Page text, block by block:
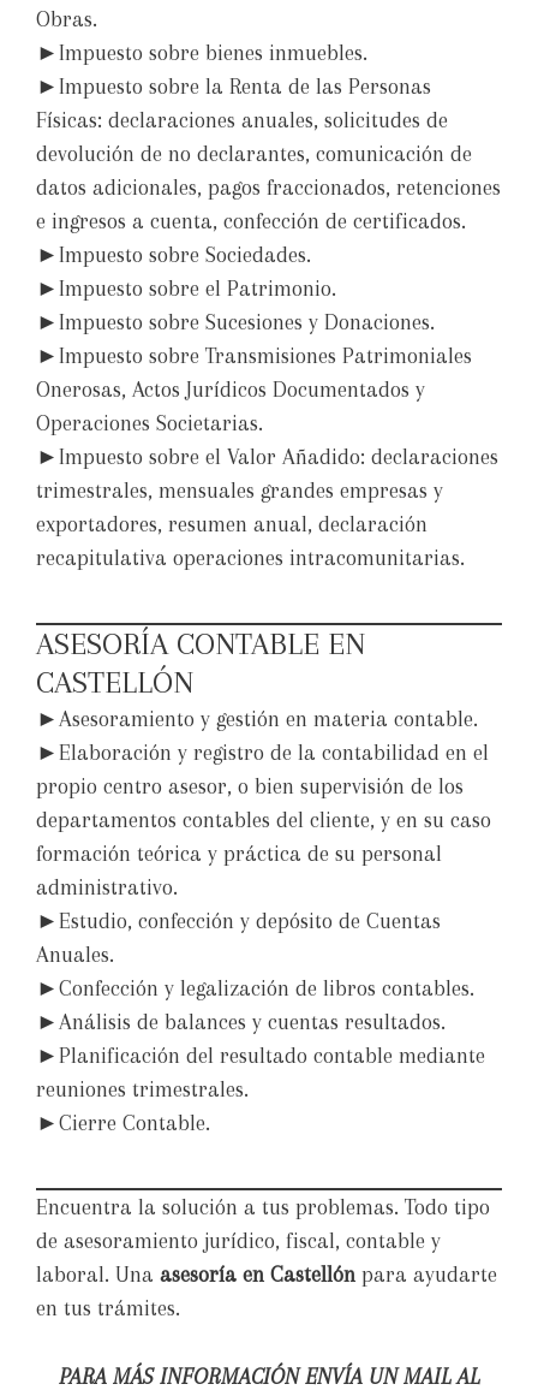
Obras.
►Impuesto sobre bienes inmuebles.
►Impuesto sobre la Renta de las Personas
Físicas: declaraciones anuales, solicitudes de
devolución de no declarantes, comunicación de
datos adicionales, pagos fraccionados, retenciones
e ingresos a cuenta, confección de certificados.
►Impuesto sobre Sociedades.
►Impuesto sobre el Patrimonio.
►Impuesto sobre Sucesiones y Donaciones.
►Impuesto sobre Transmisiones Patrimoniales
Onerosas, Actos Jurídicos Documentados y
Operaciones Societarias.
►Impuesto sobre el Valor Añadido: declaraciones
trimestrales, mensuales grandes empresas y
exportadores, resumen anual, declaración
recapitulativa operaciones intracomunitarias.
ASESORÍA CONTABLE EN
CASTELLÓN
►Asesoramiento y gestión en materia contable.
►Elaboración y registro de la contabilidad en el
propio centro asesor, o bien supervisión de los
departamentos contables del cliente, y en su caso
formación teórica y práctica de su personal
administrativo.
►Estudio, confección y depósito de Cuentas
Anuales.
►Confección y legalización de libros contables.
►Análisis de balances y cuentas resultados.
►Planificación del resultado contable mediante
reuniones trimestrales.
►Cierre Contable.
Encuentra la solución a tus problemas. Todo tipo
de asesoramiento jurídico, fiscal, contable y
laboral. Una asesoría en Castellón para ayudarte
en tus trámites.
PARA MÁS INFORMACIÓN ENVÍA UN MAIL AL